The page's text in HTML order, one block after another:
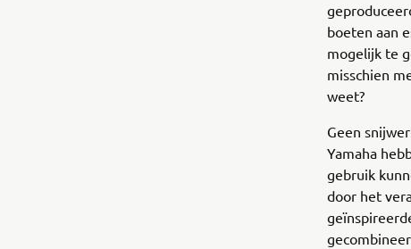
boeten aan
mogelijk te
misschien
weet?
Geen
Yamaha
gebruik
door het